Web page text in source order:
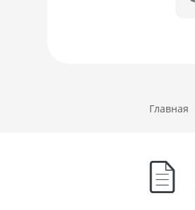
Главная